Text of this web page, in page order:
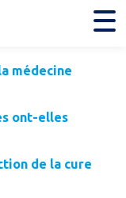
médecine
ont-elles
de la cure